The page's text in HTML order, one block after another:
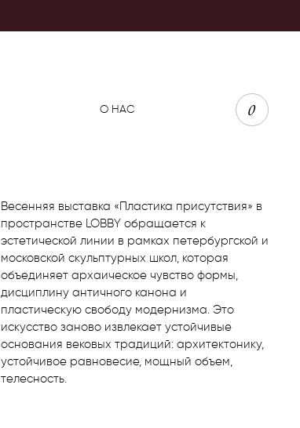
О НАС 0
Весенняя выставка «Пластика присутствия» в
пространстве LOBBY обращается к
эстетической линии в рамках петербургской и
московской скульптурных школ, которая
объединяет архаическое чувство формы,
дисциплину античного канона и
пластическую свободу модернизма. Это
искусство заново извлекает устойчивые
основания вековых традиций: архитектонику,
устойчивое равновесие, мощный объем,
телесность.